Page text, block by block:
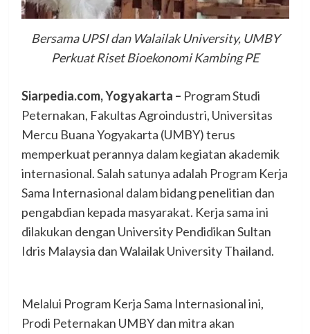
Bersama UPSI dan Walailak University, UMBY
Perkuat Riset Bioekonomi Kambing PE
Siarpedia.com, Yogyakarta – Program Studi
Peternakan, Fakultas Agroindustri, Universitas
Mercu Buana Yogyakarta (UMBY) terus
memperkuat perannya dalam kegiatan akademik
internasional. Salah satunya adalah Program Kerja
Sama Internasional dalam bidang penelitian dan
pengabdian kepada masyarakat. Kerja sama ini
dilakukan dengan University Pendidikan Sultan
Idris Malaysia dan Walailak University Thailand.
Melalui Program Kerja Sama Internasional ini,
Prodi Peternakan UMBY dan mitra akan